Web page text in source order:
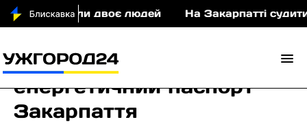
двоє людей На Закарпатті
енергетичний паспорт
Закарпаття